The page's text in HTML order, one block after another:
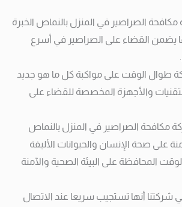
الصراصير في المنزل بالنماص الخبرة
يضمن القضاء على الصراصير في أسرع
طوال الوقت على مواكبة كل ما هو جديد
والأجهزة المخصصة للقضاء على
مكافحة الصراصير في المنزل بالنماص
على صحة الإنسان والحيوانات الأليفة
المحافظة على البيئة الصحية والآمنة
شركتنا أنها تستجيب سريعا عند الاتصال